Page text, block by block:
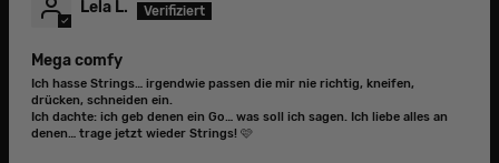
Lela L.
Mega comfy
Ich hasse Strings… irgendwie passen die mir nie richtig, kneifen,
drücken, schneiden ein.
Ich dachte: ich geb denen ein Go… was soll ich sagen. Ich liebe alles an
denen… trage jetzt wieder Strings! 🩷